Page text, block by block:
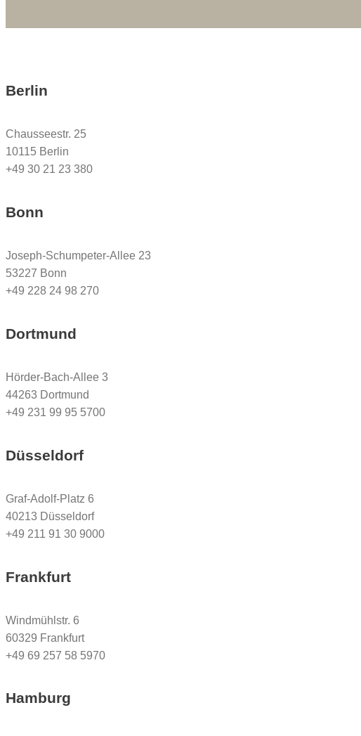
Berlin
Chausseestr. 25
10115 Berlin
+49 30 21 23 380
Bonn
Joseph-Schumpeter-Allee 23
53227 Bonn
+49 228 24 98 270
Dortmund
Hörder-Bach-Allee 3
44263 Dortmund
+49 231 99 95 5700
Düsseldorf
Graf-Adolf-Platz 6
40213 Düsseldorf
+49 211 91 30 9000
Frankfurt
Windmühlstr. 6
60329 Frankfurt
+49 69 257 58 5970
Hamburg